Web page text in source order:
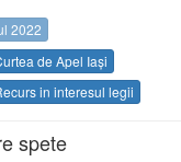
2022
de Apel Iași
in interesul legii
spete